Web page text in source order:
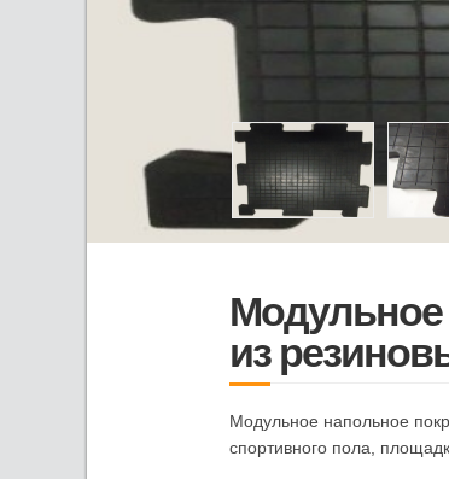
Модульное
из
Модульное напольное
спортивного пола,